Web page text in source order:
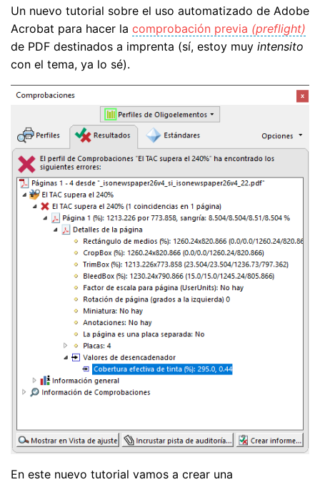
Un nuevo tutorial sobre el uso automatizado de Adobe
Acrobat para hacer la comprobación previa (preflight)
de PDF destinados a imprenta (sí, estoy muy intensito
con el tema, ya lo sé).
En este nuevo tutorial vamos a crear una